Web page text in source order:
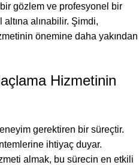
gözlem ve profesyonel bir
alınabilir. Şimdi,
önemine daha yakından
Hizmetinin
gerektiren bir süreçtir.
ihtiyaç duyar.
almak, bu sürecin en etkili